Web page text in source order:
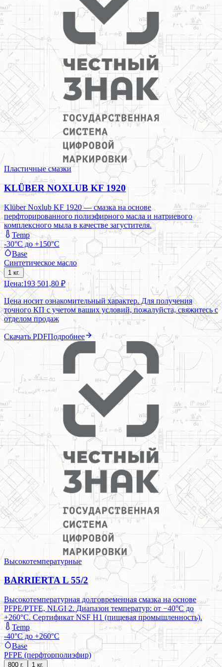
Пластичные смазки
KLÜBER NOXLUB KF 1920
Klüber Noxlub KF 1920 — смазка на основе
перфторированного полиэфирного масла и натриевого
комплексного мыла в качестве загустителя.
Temp
-30°C до +150°C
Base
Синтетическое масло
1 кг.
Цена:193 501,80 ₽
Цена носит ознакомительный характер. Для получения
точного КП с учетом ваших условий, пожалуйста, свяжитесь с
отделом продаж
Скачать PDFПодробнее
Высокотемпературные
BARRIERTA L 55/2
Высокотемпературная долговременная смазка на основе
PFPE/PTFE, NLGI 2. Диапазон температур: от −40°C до
+260°C. Сертификат NSF H1 (пищевая промышленность).
Temp
-40°C до +260°C
Base
PFPE (перфторполиэфир)
800 г. 1 кг.